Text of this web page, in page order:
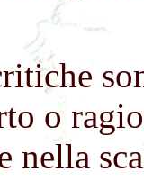
o
nella